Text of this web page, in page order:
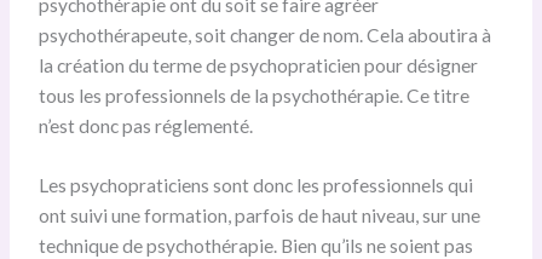
psychothérapie ont du soit se faire agréer
psychothérapeute, soit changer de nom. Cela aboutira à
la création du terme de psychopraticien pour désigner
tous les professionnels de la psychothérapie. Ce titre
n’est donc pas réglementé.
Les psychopraticiens sont donc les professionnels qui
ont suivi une formation, parfois de haut niveau, sur une
technique de psychothérapie. Bien qu’ils ne soient pas